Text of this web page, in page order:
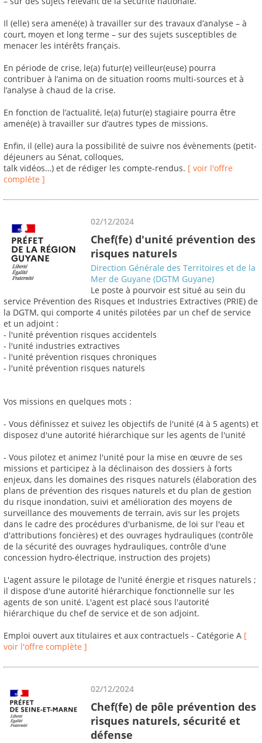
Il (elle) sera amené(e) à travailler sur des travaux d’analyse – à
court, moyen et long terme – sur des sujets susceptibles de
menacer les intérêts français.
En période de crise, le(a) futur(e) veilleur(euse) pourra
contribuer à l’anima on de situation rooms multi-sources et à
l’analyse à chaud de la crise.
En fonction de l’actualité, le(a) futur(e) stagiaire pourra être
amené(e) à travailler sur d’autres types de missions.
Enfin, il (elle) aura la possibilité de suivre nos évènements (petit-
déjeuners au Sénat, colloques,
talk vidéos…) et de rédiger les compte-rendus. [ voir l'offre
complète ]
02/12/2024
Chef(fe) d'unité prévention des
risques naturels
Direction Générale des Territoires et de la
Mer de Guyane (DGTM Guyane)
Le poste à pourvoir est situé au sein du
service Prévention des Risques et Industries Extractives (PRIE) de
la DGTM, qui comporte 4 unités pilotées par un chef de service
et un adjoint :
- l'unité prévention risques accidentels
- l'unité industries extractives
- l'unité prévention risques chroniques
- l'unité prévention risques naturels
Vos missions en quelques mots :
- Vous définissez et suivez les objectifs de l'unité (4 à 5 agents) et
disposez d'une autorité hiérarchique sur les agents de l'unité
- Vous pilotez et animez l'unité pour la mise en œuvre de ses
missions et participez à la déclinaison des dossiers à forts
enjeux, dans les domaines des risques naturels (élaboration des
plans de prévention des risques naturels et du plan de gestion
du risque inondation, suivi et amélioration des moyens de
surveillance des mouvements de terrain, avis sur les projets
dans le cadre des procédures d'urbanisme, de loi sur l'eau et
d'attributions foncières) et des ouvrages hydrauliques (contrôle
de la sécurité des ouvrages hydrauliques, contrôle d'une
concession hydro-électrique, instruction des projets)
L'agent assure le pilotage de l'unité énergie et risques naturels ;
il dispose d'une autorité hiérarchique fonctionnelle sur les
agents de son unité. L'agent est placé sous l'autorité
hiérarchique du chef de service et de son adjoint.
Emploi ouvert aux titulaires et aux contractuels - Catégorie A [
voir l'offre complète ]
02/12/2024
Chef(fe) de pôle prévention des
risques naturels, sécurité et
défense